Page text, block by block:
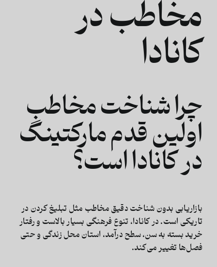
مخاطب در
کانادا
چرا شناخت مخاطب
اولین قدم مارکتینگ
در کانادا است؟
بازاریابی بدون شناخت دقیق مخاطب مثل تبلیغ کردن در
تاریکی است. در کانادا، تنوع فرهنگی بسیار بالاست و رفتار
خرید بسته به سن، سطح درآمد، استان محل زندگی و حتی
فصل‌ها تغییر می‌کند.